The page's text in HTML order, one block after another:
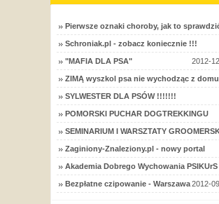
Pierwsze oznaki choroby, jak to
Schroniak.pl - zobacz koniecznie !!!
"MAFIA DLA PSA" 2012-
ZIMĄ wyszkol psa nie wychodząc z
SYLWESTER DLA PSÓW !!!!!!!
POMORSKI PUCHAR DOGTREKKINGU
SEMINARIUM I WARSZTATY
Zaginiony-Znaleziony.pl - nowy portal
Akademia Dobrego Wychowania
Bezpłatne czipowanie - Warszawa2012-